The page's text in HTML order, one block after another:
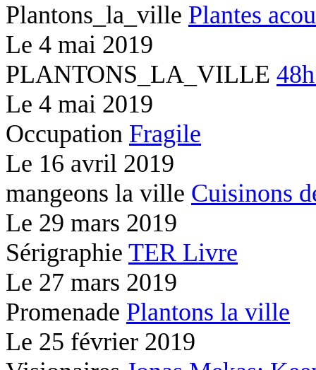
Plantons_la_ville Plantes
Le 4 mai 2019
PLANTONS_LA_VILLE
Le 4 mai 2019
Occupation Fragile
Le 16 avril 2019
mangeons la ville Cuisinons
Le 29 mars 2019
Sérigraphie TER Livre
Le 27 mars 2019
Promenade Plantons la ville
Le 25 février 2019